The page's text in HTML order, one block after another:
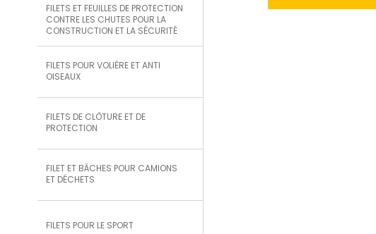
FILETS ET FEUILLES DE PROTECTION
CONTRE LES CHUTES POUR LA
CONSTRUCTION ET LA SÉCURITÉ
FILETS POUR VOLIÈRE ET ANTI
OISEAUX
FILETS DE CLÔTURE ET DE
PROTECTION
FILET ET BÂCHES POUR CAMIONS
ET DÉCHETS
FILETS POUR LE SPORT